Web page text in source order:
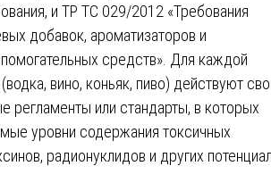
и ТР ТС 029/2012 «Требования
добавок, ароматизаторов и
средств». Для каждой
вино, коньяк, пиво) действуют
регламенты или стандарты, в которых
уровни содержания токсичных
радионуклидов и других